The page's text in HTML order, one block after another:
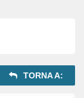
TORNA A: